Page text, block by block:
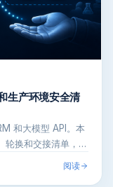
生产环境安全清
和大模型 API。本
轮换和交接清单，帮
阅读